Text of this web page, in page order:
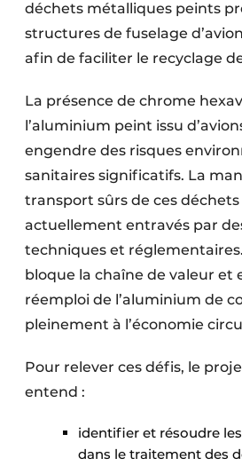
déchets métalliques peints
structures de fuselage
afin de faciliter le recyclage
La présence de chrome
l’aluminium peint issu
engendre des risques
sanitaires significatifs. La
transport sûrs de ces
actuellement entravés par
techniques et
bloque la chaîne de valeur et
réemploi de l’aluminium de
pleinement à l’économie
Pour relever ces défis, le
entend :
identifier et résoudre
dans le traitement des